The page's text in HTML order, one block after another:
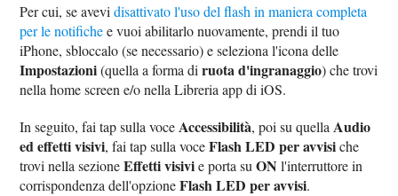
Per cui, se avevidisattivato l'uso del flash in maniera completa
per le notifichee vuoi abilitarlo nuovamente, prendi il tuo
iPhone, sbloccalo (se necessario) e seleziona l'icona delle
Impostazioni(quella a forma diruota d'ingranaggio) che trovi
nella home screen e/o nella Libreria app di iOS.
In seguito, fai tap sulla voce Accessibilità, poi su quella Audio
ed effetti visivi, fai tap sulla voceFlash LED per avvisiche
trovi nella sezioneEffetti visivie porta suON l'interruttore in
corrispondenza dell'opzioneFlash LED per avvisi.